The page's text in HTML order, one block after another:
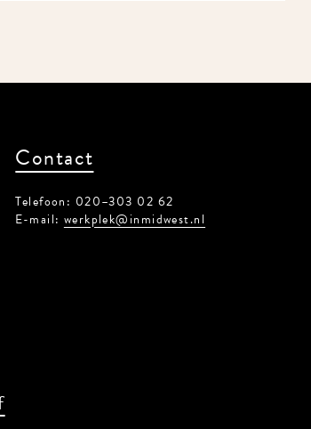
Contact
Telefoon: 020–303 02 62
E-mail:werkplek@inmidwest.nl